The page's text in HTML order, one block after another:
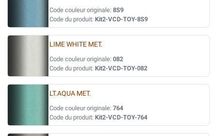
Code couleur originale: 8S9
Code du produit: Kit2-VCD-TOY-8S9
LIME WHITE MET.
Code couleur originale: 082
Code du produit: Kit2-VCD-TOY-082
LT.AQUA MET.
Code couleur originale: 764
Code du produit: Kit2-VCD-TOY-764